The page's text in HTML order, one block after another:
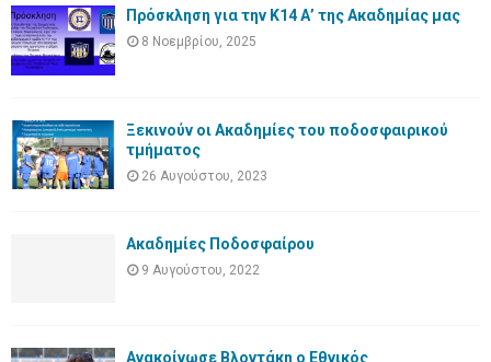
Πρόσκληση για την Κ14 Α’ της Ακαδημίας μας
8 Νοεμβρίου, 2025
Ξεκινούν οι Ακαδημίες του ποδοσφαιρικού
τμήματος
26 Αυγούστου, 2023
Ακαδημίες Ποδοσφαίρου
9 Αυγούστου, 2022
Ανακοίνωσε Βλοντάκη ο Εθνικός